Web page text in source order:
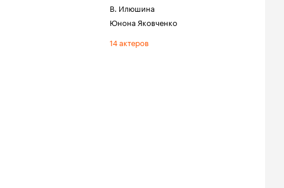
В. Илюшина
Юнона Яковченко
14 актеров